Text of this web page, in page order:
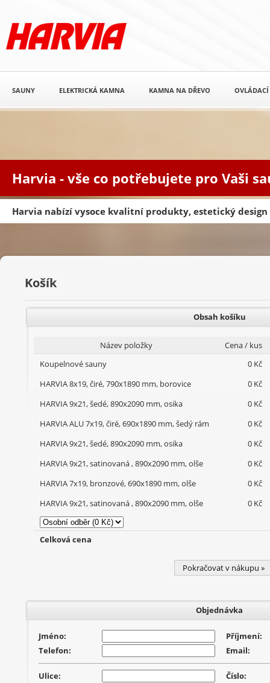
Harvia - vše co potřebujete pro Vaši
Harvia nabízí vysoce kvalitní produkty, estetický design
SAUNY ELEKTRICKÁ KAMNA KAMNA NA DŘEVO OVLÁDACÍ
Košík
Obsah košíku
Název položky
Cena / kus
Koupelnové sauny
0 Kč
HARVIA 8x19, čiré, 790x1890 mm, borovice
0 Kč
HARVIA 9x21, šedé, 890x2090 mm, osika
0 Kč
HARVIA ALU 7x19, čiré, 690x1890 mm, šedý rám
0 Kč
HARVIA 9x21, šedé, 890x2090 mm, osika
0 Kč
HARVIA 9x21, satinovaná , 890x2090 mm, olše
0 Kč
HARVIA 7x19, bronzové, 690x1890 mm, olše
0 Kč
HARVIA 9x21, satinovaná , 890x2090 mm, olše
0 Kč
Celková cena
Pokračovat v nákupu »
Objednávka
Jméno:
Příjmení:
Telefon:
Email:
Ulice:
Číslo: